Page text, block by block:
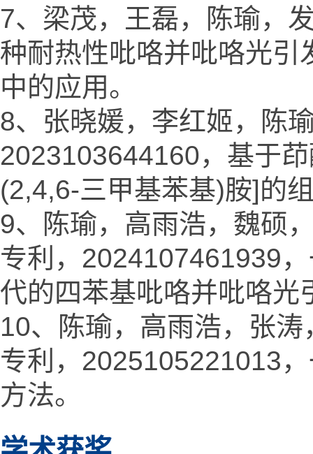
7、梁茂，王磊，陈瑜，
种耐热性吡咯并吡咯光
中的应用。
8、张晓媛，李红姬，陈
2023103644160，基于
(2,4,6-三甲基苯基)胺]的
9、陈瑜，高雨浩，魏硕
专利，2024107461939
代的四苯基吡咯并吡咯光
10、陈瑜，高雨浩，张
专利，2025105221013
方法。